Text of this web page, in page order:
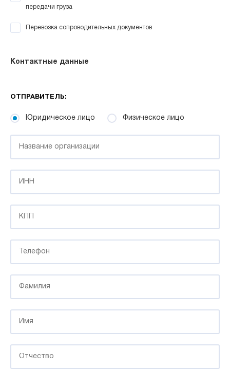
передачи груза
Перевозка сопроводительных документов
Контактные данные
ОТПРАВИТЕЛЬ:
Юридическое лицо Физическое лицо